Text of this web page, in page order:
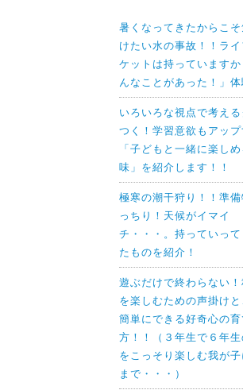
暑くなってきたからこ
けたい水の事故！！ライ
ケットは持っていますか
んなことがあった！」体
いろいろな視点で考え
つく！学習意欲もアップ
「子どもと一緒に楽し
味」を紹介します！！
極寒の潮干狩り！！準
っちり！天候がイマイ
チ・・・。持っていって
たものを紹介！
遊ぶだけで終わらない
を楽しむための声掛け
簡単にできる好奇心の育
方！！（３年生で６年
をこっそり楽しむ我が子
まで・・・）